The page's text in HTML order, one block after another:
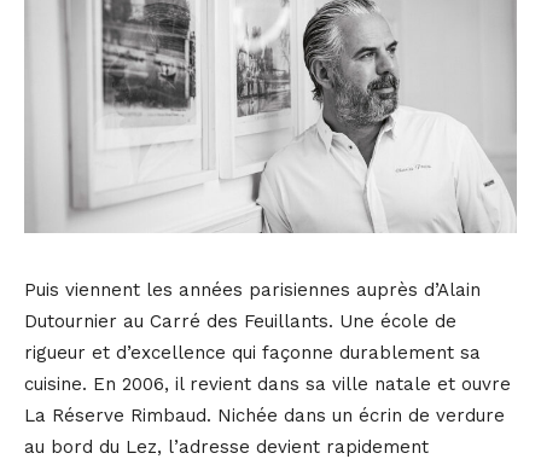
Puis viennent les années parisiennes auprès d’Alain
Dutournier au Carré des Feuillants. Une école de
rigueur et d’excellence qui façonne durablement sa
cuisine. En 2006, il revient dans sa ville natale et ouvre
La Réserve Rimbaud. Nichée dans un écrin de verdure
au bord du Lez, l’adresse devient rapidement